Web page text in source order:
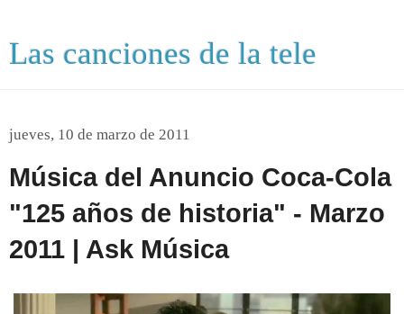
Las canciones de la tele
jueves, 10 de marzo de 2011
Música del Anuncio Coca-Cola
"125 años de historia" - Marzo
2011 | Ask Música